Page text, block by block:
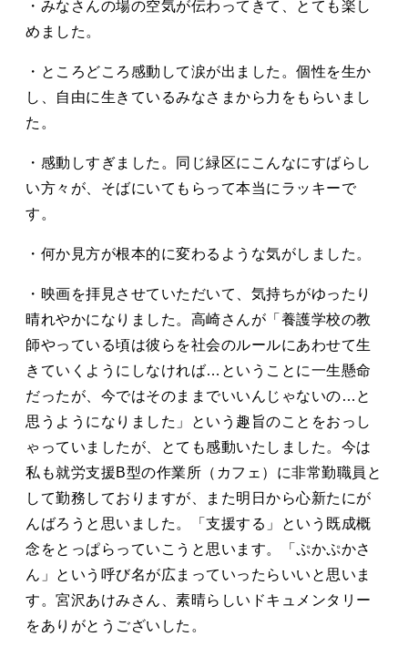
・みなさんの場の空気が伝わってきて、とても楽し
めました。
・ところどころ感動して涙が出ました。個性を生か
し、自由に生きているみなさまから力をもらいまし
た。
・感動しすぎました。同じ緑区にこんなにすばらし
い方々が、そばにいてもらって本当にラッキーで
す。
・何か見方が根本的に変わるような気がしました。
・映画を拝見させていただいて、気持ちがゆったり
晴れやかになりました。高崎さんが「養護学校の教
師やっている頃は彼らを社会のルールにあわせて生
きていくようにしなければ…ということに一生懸命
だったが、今ではそのままでいいんじゃないの…と
思うようになりました」という趣旨のことをおっし
ゃっていましたが、とても感動いたしました。今は
私も就労支援B型の作業所（カフェ）に非常勤職員と
して勤務しておりますが、また明日から心新たにが
んばろうと思いました。「支援する」という既成概
念をとっぱらっていこうと思います。「ぷかぷかさ
ん」という呼び名が広まっていったらいいと思いま
す。宮沢あけみさん、素晴らしいドキュメンタリー
をありがとうございした。